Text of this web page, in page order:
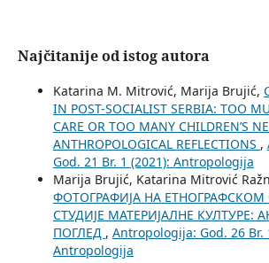
Najčitanije od istog autora
Katarina M. Mitrović, Marija Brujić,
IN POST-SOCIALIST SERBIA: TOO
CARE OR TOO MANY CHILDREN’S
ANTHROPOLOGICAL REFLECTIONS ,
God. 21 Br. 1 (2021): Antropologija
Marija Brujić, Katarina Mitrović
ФОТОГРАФИЈА НА
СТУДИЈЕ МАТЕРИЈАЛНЕ
ПОГЛЕД , Antropologija: God. 26 Br.
Antropologija